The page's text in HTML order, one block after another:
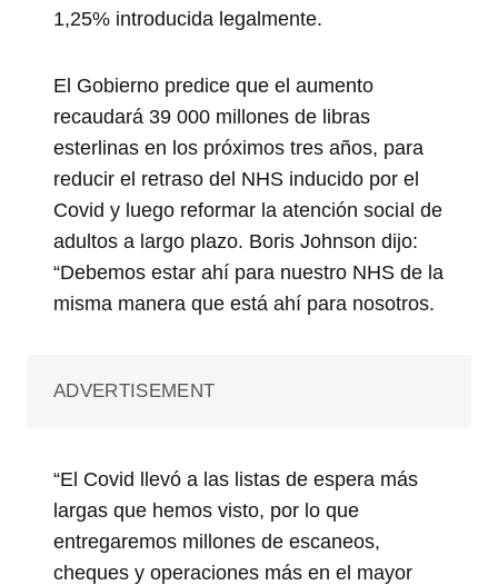
1,25% introducida legalmente.
El Gobierno predice que el aumento
recaudará 39 000 millones de libras
esterlinas en los próximos tres años, para
reducir el retraso del NHS inducido por el
Covid y luego reformar la atención social de
adultos a largo plazo. Boris Johnson dijo:
“Debemos estar ahí para nuestro NHS de la
misma manera que está ahí para nosotros.
ADVERTISEMENT
“El Covid llevó a las listas de espera más
largas que hemos visto, por lo que
entregaremos millones de escaneos,
cheques y operaciones más en el mayor